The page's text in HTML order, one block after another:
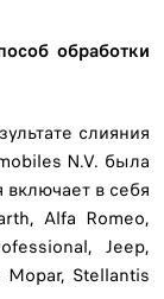
обработки
слияния
N.V. была
в себя
Alfa Romeo,
Jeep,
Mopar, Stellantis